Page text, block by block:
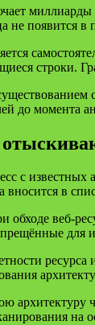
миллиарды
не появится в
строки.
до момента
с
в
веб-
для
на